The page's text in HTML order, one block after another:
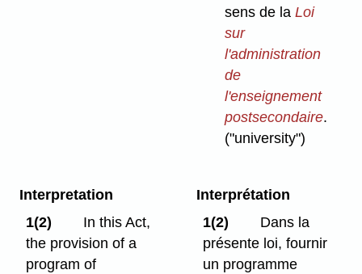
sens de la Loi
sur
l'administration
de
l'enseignement
postsecondaire.
("university")
Interpretation
1(2)
In this Act,
the provision of a
program of
Interprétation
1(2)
Dans la
présente loi, fournir
un programme